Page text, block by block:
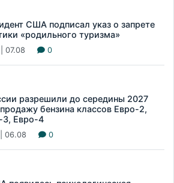
США подписал указ о запрете
«родильного туризма»
07.08 0
разрешили до середины 2027
бензина классов Евро-2,
3, Евро-4
06.08 0